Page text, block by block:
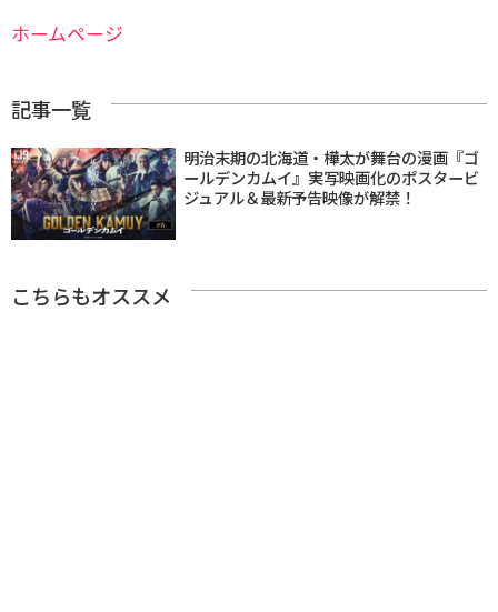
ホームページ
記事一覧
明治末期の北海道・樺太が舞台の漫画『ゴ
ールデンカムイ』実写映画化のポスタービ
ジュアル＆最新予告映像が解禁！
こちらもオススメ